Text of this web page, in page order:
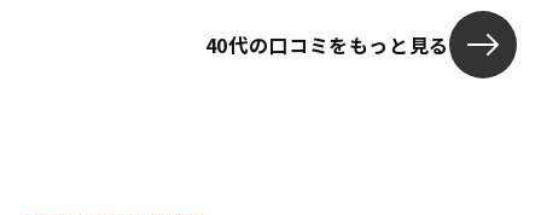
広がっていた
ての物件選定
の有効性を定
40代の口コミをもっと見る